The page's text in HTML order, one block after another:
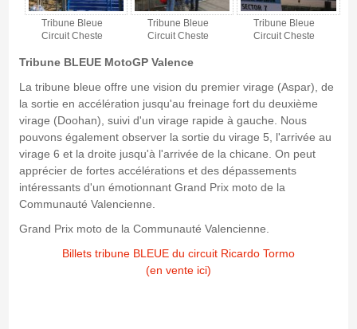
Tribune Bleue
Circuit Cheste
Tribune Bleue
Circuit Cheste
Tribune Bleue
Circuit Cheste
Tribune BLEUE MotoGP Valence
La tribune bleue offre une vision du premier virage (Aspar), de
la sortie en accélération jusqu'au freinage fort du deuxième
virage (Doohan), suivi d'un virage rapide à gauche. Nous
pouvons également observer la sortie du virage 5, l'arrivée au
virage 6 et la droite jusqu'à l'arrivée de la chicane. On peut
apprécier de fortes accélérations et des dépassements
intéressants d'un émotionnantGrand Prix moto de la
Communauté Valencienne.
Grand Prix moto de la Communauté Valencienne.
Billets tribune BLEUE du circuit Ricardo Tormo
(en vente ici)